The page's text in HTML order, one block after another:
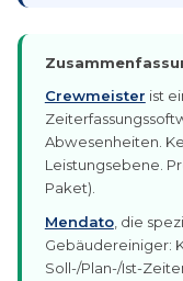
Crewmeister ist
Abwesenheiten.
Leistungsebene.
Paket).
Mendato, die
Gebäudereiniger:
Soll-/Plan-/Ist-